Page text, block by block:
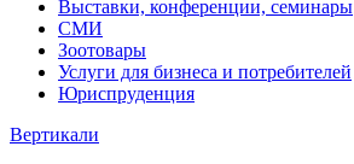
Выставки, конференции, семинары
СМИ
Зоотовары
Услуги для бизнеса и потребителей
Юриспруденция
Вертикали